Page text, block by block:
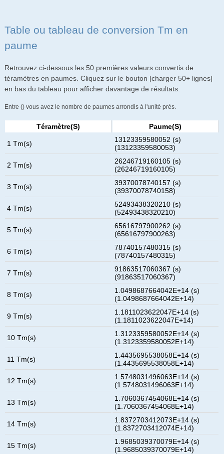
Table ou tableau de conversion Tm en
paume
Retrouvez ci-dessous les 50 premières valeurs convertis de
téramètres en paumes. Cliquez sur le bouton [charger 50+ lignes]
en bas du tableau pour afficher davantage de résultats.
Entre () vous avez le nombre de paumes arrondis à l'unité près.
Téramètre(s) Paume(s)
1 Tm(s)
13123359580052 (s)
(13123359580053)
2 Tm(s)
26246719160105 (s)
(26246719160105)
3 Tm(s)
39370078740157 (s)
(39370078740158)
4 Tm(s)
52493438320210 (s)
(52493438320210)
5 Tm(s)
65616797900262 (s)
(65616797900263)
6 Tm(s)
78740157480315 (s)
(78740157480315)
7 Tm(s)
91863517060367 (s)
(91863517060367)
8 Tm(s)
1.0498687664042E+14 (s)
(1.0498687664042E+14)
9 Tm(s)
1.1811023622047E+14 (s)
(1.1811023622047E+14)
10 Tm(s)
1.3123359580052E+14 (s)
(1.3123359580052E+14)
11 Tm(s)
1.4435695538058E+14 (s)
(1.4435695538058E+14)
12 Tm(s)
1.5748031496063E+14 (s)
(1.5748031496063E+14)
13 Tm(s)
1.7060367454068E+14 (s)
(1.7060367454068E+14)
14 Tm(s)
1.8372703412073E+14 (s)
(1.8372703412074E+14)
15 Tm(s)
1.9685039370079E+14 (s)
(1.9685039370079E+14)